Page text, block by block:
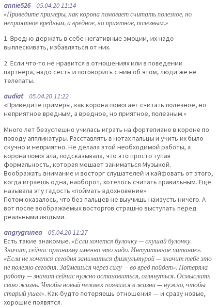
annie52605.04.20 11:14
«Приведите примеры, как корона помогает считать полезное, но
неприятное вредным, а вредное, но приятное, полезным.»
1. Вредно держать в себе негативные эмоции, их надо
выплескивать, избавляться от них.
2. Если что-то не нравится в отношениях или в поведении
партнёра, надо сесть и поговорить с ним об этом, люди же не
телепаты.
audiat05.04.20 11:22
«Приведите примеры, как корона помогает считать полезное, но
неприятное вредным, а вредное, но приятное, полезным.»
Много лет безуспешно училась играть на фортепиано в короне по
поводу аппликатуры. Расставлять в нотах пальцы и учить их было
скучно и неприятно. Не делала этой необходимой работы, а
корона помогала, подсказывала, что это просто тупая
формальность, которая мешает заниматься Музыкой.
Воображать внимание и восторг слушателей и кайфовать от этого,
когда играешь одна, наоборот, хотелось считать правильным. Еще
называла эту гадость «поймать вдохновение».
Потом оказалось, что без пальцев не выучишь наизусть ничего. А
вот после воображаемых восторгов страшно выступать перед
реальными людьми.
angrygrunea 05.04.20 11:27
Есть такие знакомые. «Если хочется булочку — скушай булочку.
Значит, сейчас организму именно это надо. Интуитивное питание».
«Если не хочется сегодня заниматься физкультурой — значит тебе это
не полезно сегодня. Займешься через силу — во вред пойдет». Потеряла
работу — значит сейчас нужно остановиться, оглянуться. Осмыслить
свою жизнь. Чтобы новый человек появился в жизни — нужно, чтобы
старый ушел». Как-будто потеряешь отношения — и сразу новые,
хорошие появятся.